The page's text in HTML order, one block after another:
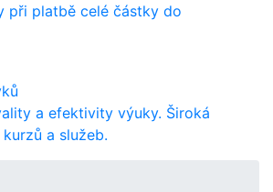
při platbě celé částky do
a efektivity výuky. Široká
a služeb.